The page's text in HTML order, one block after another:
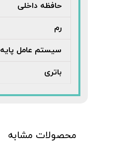
حافظه داخلی
رم
سیستم عامل پایه
باتری
محصولات مشابه